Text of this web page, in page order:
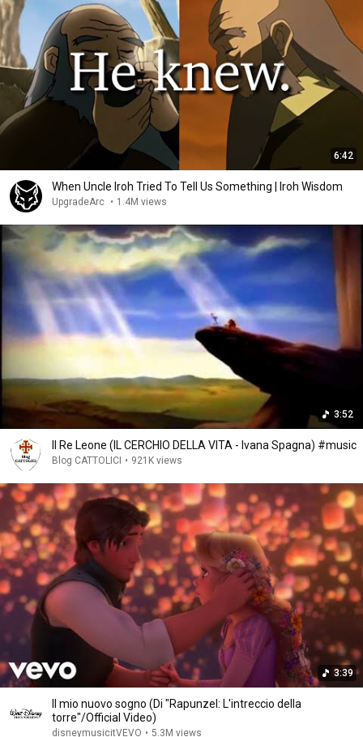
6:42
When Uncle Iroh Tried To Tell Us Something | Iroh Wisdom
UpgradeArc • 1.4M views
3:52
Il Re Leone (IL CERCHIO DELLA VITA - Ivana Spagna) #music
Blog CATTOLICI • 921K views
3:39
Il mio nuovo sogno (Di "Rapunzel: L'intreccio della
torre"/Official Video)
disneymusicitVEVO • 5.3M views